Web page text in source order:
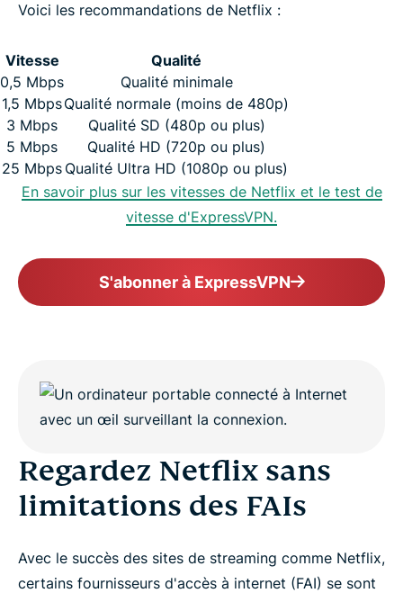
Voici les recommandations de Netflix :
Vitesse
Qualité
0,5 Mbps
Qualité minimale
1,5 MbpsQualité normale (moins de 480p)
3 Mbps
Qualité SD (480p ou plus)
5 Mbps
Qualité HD (720p ou plus)
25 Mbps Qualité Ultra HD (1080p ou plus)
En savoir plus sur les vitesses de Netflix et le test de
vitesse d'ExpressVPN.
S'abonner à ExpressVPN
Regardez Netflix sans
limitations des FAIs
Avec le succès des sites de streaming comme Netflix,
certains fournisseurs d'accès à internet (FAI) se sont